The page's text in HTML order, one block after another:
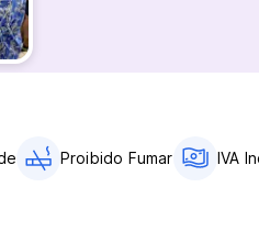
de crédito, cartões de débito.
ficar em um dormitório
in. Por favor, envie-nos um
Proibido Fumar IVA